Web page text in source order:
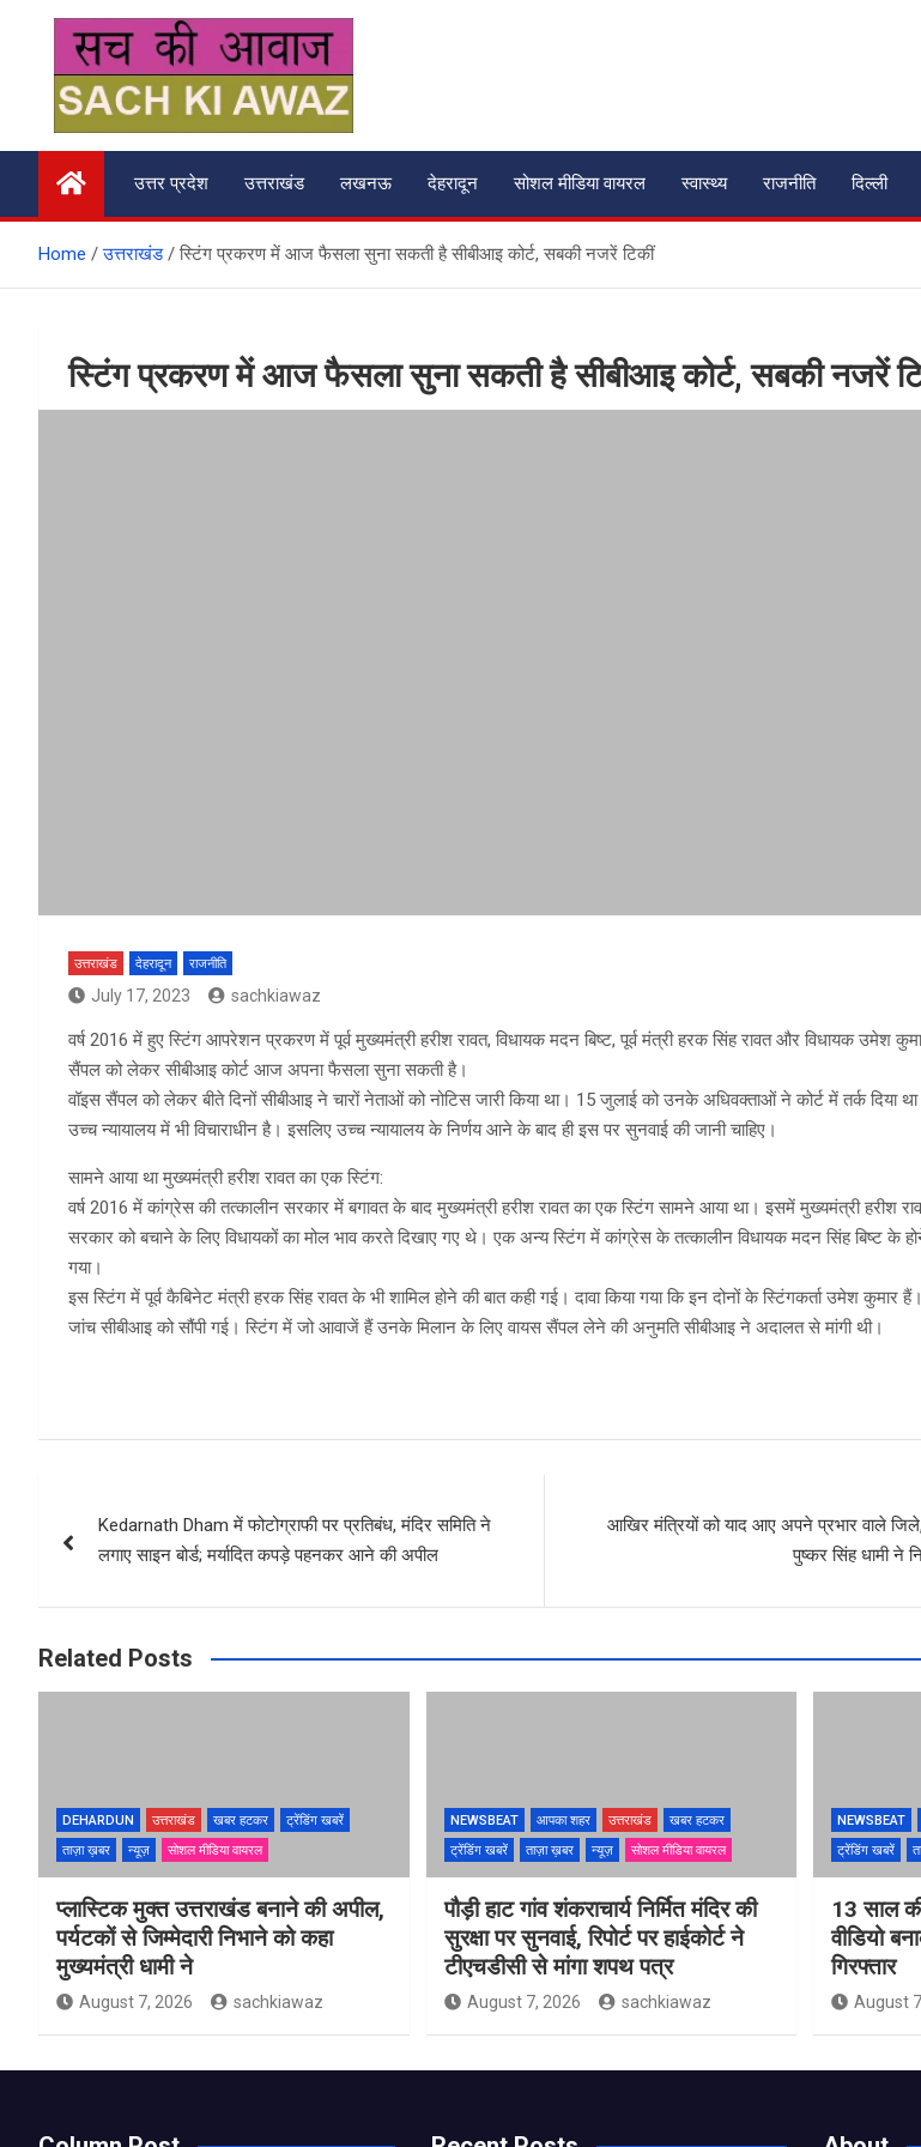
content
सच की आवाज
उत्तर प्रदेश उत्तराखंड लखनऊ देहरादून सोशल मीडिया वायरल स्वास्थ्य राजनीति दिल्ली
Home उत्तराखंड स्टिंग प्रकरण में आज फैसला सुना सकती है सीबीआइ कोर्ट, सबकी नजरें टिकीं
स्टिंग प्रकरण में आज फैसला सुना सकती है सीबीआइ कोर्ट, सबकी नजरें
उत्तराखंड देहरादून राजनीति
July 17, 2023 sachkiawaz
वर्ष 2016 में हुए स्टिंग आपरेशन प्रकरण में पूर्व मुख्यमंत्री हरीश रावत, विधायक मदन बिष्ट, पूर्व मंत्री हरक सिंह रावत और विधायक उमेश
सैंपल को लेकर सीबीआइ कोर्ट आज अपना फैसला सुना सकती है।
वॉइस सैंपल को लेकर बीते दिनों सीबीआइ ने चारों नेताओं को नोटिस जारी किया था। 15 जुलाई को उनके अधिवक्ताओं ने कोर्ट में तर्क दिया था
उच्च न्यायालय में भी विचाराधीन है। इसलिए उच्च न्यायालय के निर्णय आने के बाद ही इस पर सुनवाई की जानी चाहिए।
सामने आया था मुख्यमंत्री हरीश रावत का एक स्टिंग:
वर्ष 2016 में कांग्रेस की तत्कालीन सरकार में बगावत के बाद मुख्यमंत्री हरीश रावत का एक स्टिंग सामने आया था। इसमें मुख्यमंत्री हरीश
सरकार को बचाने के लिए विधायकों का मोल भाव करते दिखाए गए थे। एक अन्य स्टिंग में कांग्रेस के तत्कालीन विधायक मदन सिंह बिष्ट के होने
गया।
इस स्टिंग में पूर्व कैबिनेट मंत्री हरक सिंह रावत के भी शामिल होने की बात कही गई। दावा किया गया कि इन दोनों के स्टिंगकर्ता उमेश कुमार
जांच सीबीआइ को सौंपी गई। स्टिंग में जो आवाजें हैं उनके मिलान के लिए वायस सैंपल लेने की अनुमति सीबीआइ ने अदालत से मांगी थी।
navigation
Kedarnath Dham में फोटोग्राफी पर प्रतिबंध, मंदिर समिति ने
लगाए साइन बोर्ड; मर्यादित कपड़े पहनकर आने की अपील
आखिर मंत्रियों को याद आए अपने प्रभार वाले
पुष्कर सिंह धामी ने
Related Posts
DEHARDUN उत्तराखंड खबर हटकर
ट्रेंडिंग खबरें
ताज़ा ख़बर
न्यूज़ सोशल मीडिया वायरल
प्लास्टिक मुक्त उत्तराखंड बनाने की अपील,
पर्यटकों से जिम्मेदारी निभाने को कहा
मुख्यमंत्री धामी ने
August 7, 2026 sachkiawaz
NEWSBEAT आपका शहर उत्तराखंड
खबर हटकर
ट्रेंडिंग खबरें
ताज़ा ख़बर न्यूज़ सोशल मीडिया वायरल
पौड़ी हाट गांव शंकराचार्य निर्मित मंदिर की
सुरक्षा पर सुनवाई, रिपोर्ट पर हाईकोर्ट ने
टीएचडीसी से मांगा शपथ पत्र
August 7, 2026 sachkiawaz
NEWSBEAT
ट्रेंडिंग खबरें
13 साल
वीडियो
गिरफ्तार
August